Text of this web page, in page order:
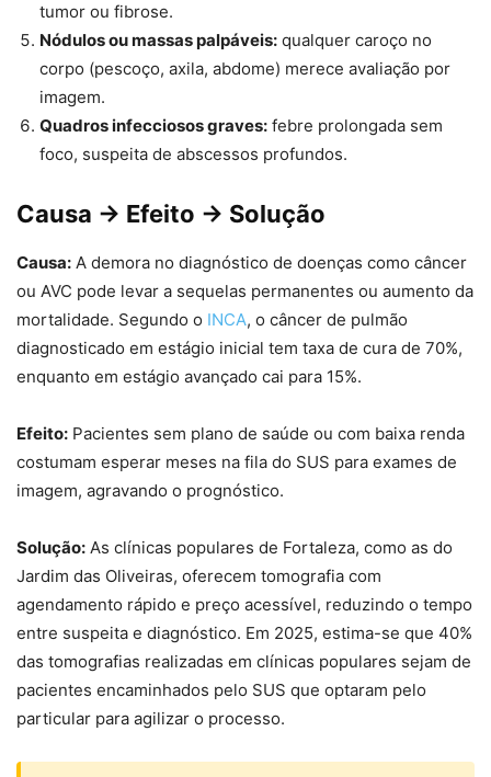
tumor ou fibrose.
Nódulos ou massas palpáveis: qualquer caroço no
corpo (pescoço, axila, abdome) merece avaliação por
imagem.
Quadros infecciosos graves: febre prolongada sem
foco, suspeita de abscessos profundos.
Causa → Efeito → Solução
Causa: A demora no diagnóstico de doenças como câncer
ou AVC pode levar a sequelas permanentes ou aumento da
mortalidade. Segundo o INCA, o câncer de pulmão
diagnosticado em estágio inicial tem taxa de cura de 70%,
enquanto em estágio avançado cai para 15%.
Efeito: Pacientes sem plano de saúde ou com baixa renda
costumam esperar meses na fila do SUS para exames de
imagem, agravando o prognóstico.
Solução: As clínicas populares de Fortaleza, como as do
Jardim das Oliveiras, oferecem tomografia com
agendamento rápido e preço acessível, reduzindo o tempo
entre suspeita e diagnóstico. Em 2025, estima-se que 40%
das tomografias realizadas em clínicas populares sejam de
pacientes encaminhados pelo SUS que optaram pelo
particular para agilizar o processo.